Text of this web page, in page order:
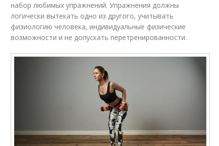
набор любимых упражнений. Упражнения должны
логически вытекать одно из другого, учитывать
физиологию человека, индивидуальные физические
возможности и не допускать перетренированности.